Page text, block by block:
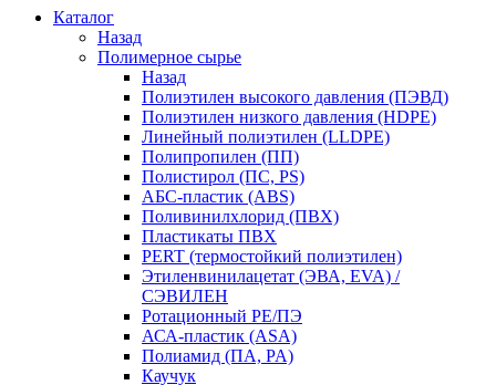
Каталог
Назад
Полимерное сырье
Назад
Полиэтилен высокого давления (ПЭВД)
Полиэтилен низкого давления (HDPE)
Линейный полиэтилен (LLDPE)
Полипропилен (ПП)
Полистирол (ПС, PS)
АБС-пластик (ABS)
Поливинилхлорид (ПВХ)
Пластикаты ПВХ
PERT (термостойкий полиэтилен)
Этиленвинилацетат (ЭВА, EVA) /
СЭВИЛЕН
Ротационный PE/ПЭ
АСА-пластик (ASA)
Полиамид (ПА, PA)
Каучук